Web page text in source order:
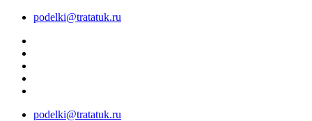
podelki@tratatuk.ru
podelki@tratatuk.ru